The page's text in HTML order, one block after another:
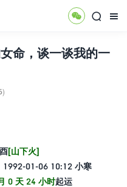



命，谈一谈我的一
[山下火]
01-06 10:12 小寒
0 天 24 小时起运